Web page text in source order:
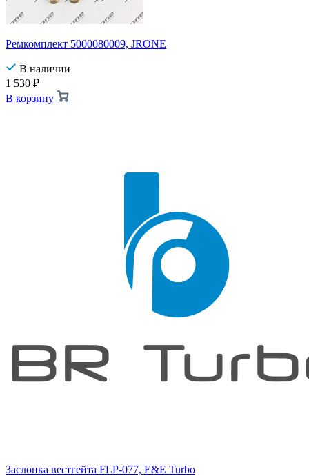
Ремкомплект 5000080009, JRONE
В наличии
1 530 ₽
В корзину
Заслонка вестгейта FLP-077, E&E Turbo